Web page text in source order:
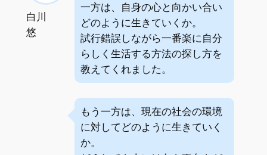
白川
悠
一方は、自身の心と向かい合い
どのように生きていくか。
試行錯誤しながら一番楽に自分
らしく生活する方法の探し方を
教えてくれました。
もう一方は、現在の社会の環境
に対してどのように生きていく
か。